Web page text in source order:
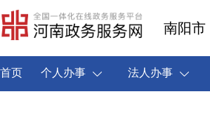
南阳市
首页 个人办事 法人办事